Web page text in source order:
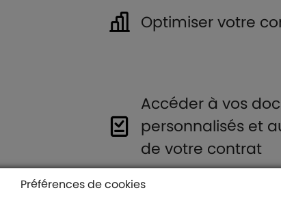
Optimiser votre
Accéder à vos
personnalisés et
de votre contrat
Préférences de cookies